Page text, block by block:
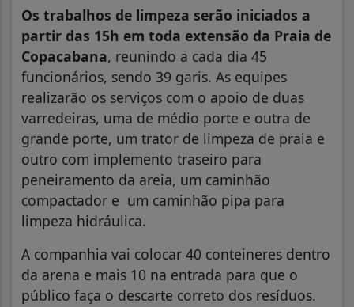
Os trabalhos de limpeza serão iniciados a
partir das 15h em toda extensão da Praia de
Copacabana, reunindo a cada dia 45
funcionários, sendo 39 garis. As equipes
realizarão os serviços com o apoio de duas
varredeiras, uma de médio porte e outra de
grande porte, um trator de limpeza de praia e
outro com implemento traseiro para
peneiramento da areia, um caminhão
compactador e um caminhão pipa para
limpeza hidráulica.
A companhia vai colocar 40 conteineres dentro
da arena e mais 10 na entrada para que o
público faça o descarte correto dos resíduos.